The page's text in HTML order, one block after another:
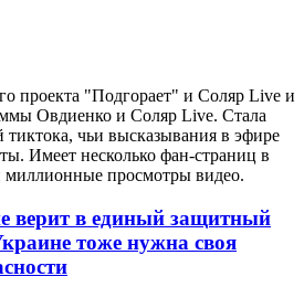
проекта "Подгорает" и Соляр Live и
Овдиенко и Соляр Live. Стала
тиктока, чьи высказывания в эфире
Имеет несколько фан-страниц в
миллионные просмотры видео.
верит в единый защитный
тоже нужна своя